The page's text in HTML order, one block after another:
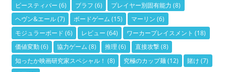
ビースティバー (6) ブラフ (6) プレイヤー別固有能力 (8)
ヘヴン&エール(7) ボードゲーム (15) マーリン (6)
モジュラーボード (6) レビュー (64) ワーカープレイスメント (18)
価値変動(6) 協力ゲーム (8) 推理 (6) 直接攻撃(8)
知ったか映画研究家スペシャル！ (8) 究極のカップ麺(12) 賭け (7)